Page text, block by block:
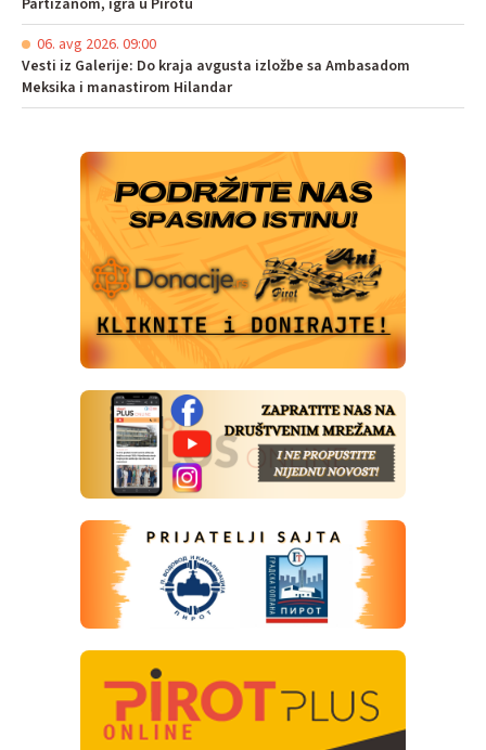
Partizanom, igra u Pirotu
06. avg 2026. 09:00
Vesti iz Galerije: Do kraja avgusta izložbe sa Ambasadom
Meksika i manastirom Hilandar